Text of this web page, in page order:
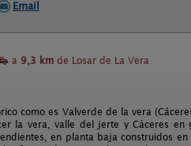
Email
a 9,3 km de Losar de La Vera
como es Valverde de la vera
la vera, valle del jerte y Cáceres en
en planta baja construidos